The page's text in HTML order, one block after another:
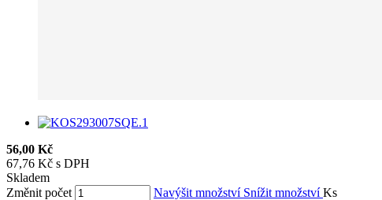
56,00 Kč
67,76 Kč s DPH
Skladem
Změnit počet
Navýšit množství Snížit množstvíKs